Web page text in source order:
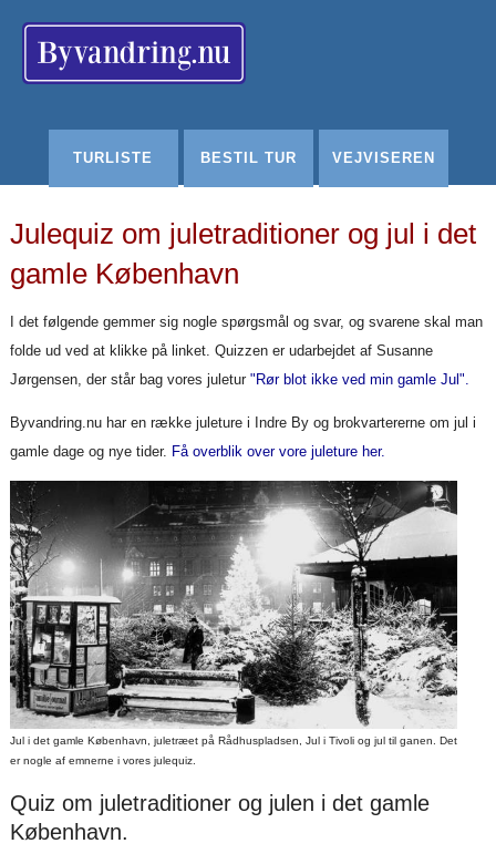
TURLISTE BESTIL TUR VEJVISEREN
Julequiz om juletraditioner og jul i det
gamle København
I det følgende gemmer sig nogle spørgsmål og svar, og svarene skal man
folde ud ved at klikke på linket. Quizzen er udarbejdet af Susanne
Jørgensen, der står bag vores juletur "Rør blot ikke ved min gamle Jul".
Byvandring.nu har en række juleture i Indre By og brokvartererne om jul i
gamle dage og nye tider. Få overblik over vore juleture her.
Jul i det gamle København, juletræet på Rådhuspladsen, Jul i Tivoli og jul til ganen. Det
er nogle af emnerne i vores julequiz.
Quiz om juletraditioner og julen i det gamle
København.